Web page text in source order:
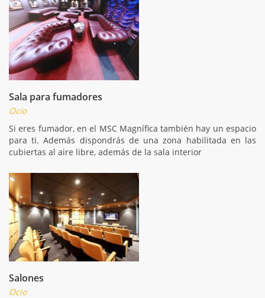
Sala para fumadores
Ocio
Si eres fumador, en el MSC Magnífica también hay un espacio
para ti. Además dispondrás de una zona habilitada en las
cubiertas al aire libre, además de la sala interior
Salones
Ocio